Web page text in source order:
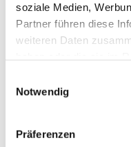
soziale Medien,
Partner führen diese
weiteren Daten
Notwendig
Präferenzen